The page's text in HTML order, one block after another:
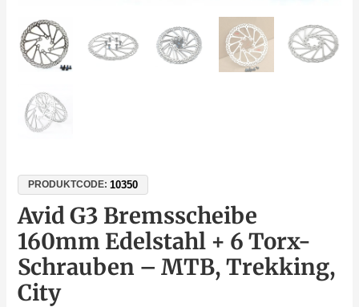
PRODUKTCODE:10350
Avid G3 Bremsscheibe
160mm Edelstahl + 6 Torx-
Schrauben – MTB, Trekking,
City